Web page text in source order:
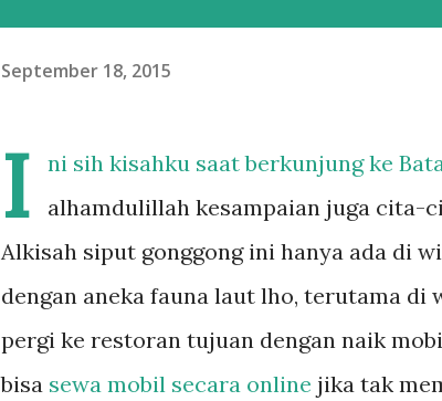
September 18, 2015
I
ni sih kisahku saat berkunjung ke
alhamdulillah kesampaian juga
Alkisah siput gonggong ini hanya ada di
dengan aneka fauna laut lho, terutama di
pergi ke restoran tujuan dengan naik
bisa sewa mobil secara online jika tak